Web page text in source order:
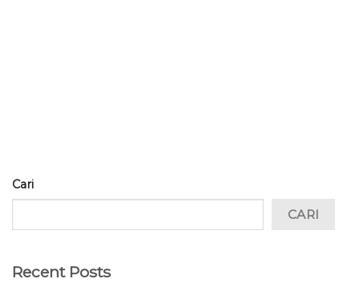
Cari
CARI
Recent Posts